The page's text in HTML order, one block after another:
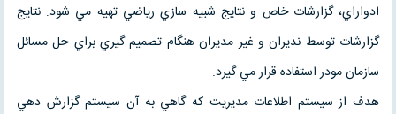
ادواراي، گزارشات خاص و نتايج شبيه سازي رياضي تهيه مي شود: نتايج
گزارشات توسط نديران و غير مديران هنگام تصميم گيري براي حل مسائل
سازمان مودر استفاده قرار مي گيرد.
هدف از سيستم اطلاعات مديريت كه گاهي به آن سيستم گزارش دهي